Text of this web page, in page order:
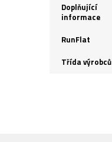
Doplňující
informace
RunFlat
Třída výrobců